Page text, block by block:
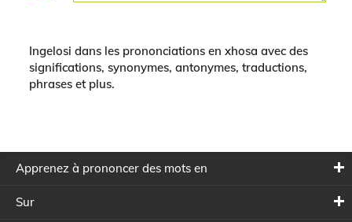
Ingelosi dans les prononciations en xhosa avec des
significations, synonymes, antonymes, traductions,
phrases et plus.
Apprenez à prononcer des mots en
Sur